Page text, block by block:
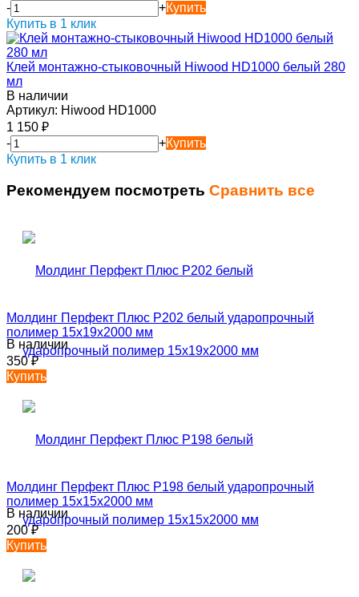
-
+Купить
Купить в 1 клик
Клей монтажно-стыковочный Hiwood HD1000 белый 280
мл
В наличии
Артикул: Hiwood HD1000
1 150 ₽
-
+Купить
Купить в 1 клик
Рекомендуем посмотреть Сравнить все
Молдинг Перфект Плюс P202 белый ударопрочный
полимер 15х19х2000 мм
В наличии
350₽
Купить
Молдинг Перфект Плюс P198 белый ударопрочный
полимер 15х15х2000 мм
В наличии
200₽
Купить